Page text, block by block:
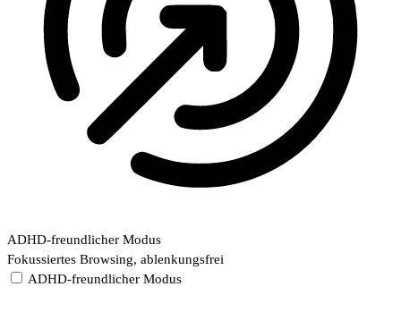
ADHD-freundlicher Modus
Fokussiertes Browsing, ablenkungsfrei
ADHD-freundlicher Modus